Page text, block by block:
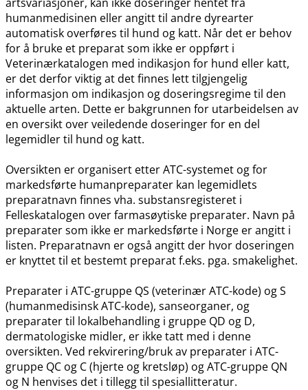
humanmedisinen eller angitt til andre dyrearter
automatisk overføres til hund og katt. Når det er behov
for å bruke et preparat som ikke er oppført i
Veterinærkatalogen med indikasjon for hund eller katt,
er det derfor viktig at det finnes lett tilgjengelig
informasjon om indikasjon og doseringsregime til den
aktuelle arten. Dette er bakgrunnen for utarbeidelsen av
en oversikt over veiledende doseringer for en del
legemidler til hund og katt.
Oversikten er organisert etter ATC-systemet og for
markedsførte humanpreparater kan legemidlets
preparatnavn finnes vha. substansregisteret i
Felleskatalogen over farmasøytiske preparater. Navn på
preparater som ikke er markedsførte i Norge er angitt i
listen. Preparatnavn er også angitt der hvor doseringen
er knyttet til et bestemt preparat f.eks. pga. smakelighet.
Preparater i ATC-gruppe QS (veterinær ATC-kode) og S
(humanmedisinsk ATC-kode), sanseorganer, og
preparater til lokalbehandling i gruppe QD og D,
dermatologiske midler, er ikke tatt med i denne
oversikten. Ved rekvirering​/​bruk av preparater i ATC-
gruppe QC og C (hjerte og kretsløp) og ATC-gruppe QN
og N henvises det i tillegg til spesiallitteratur.